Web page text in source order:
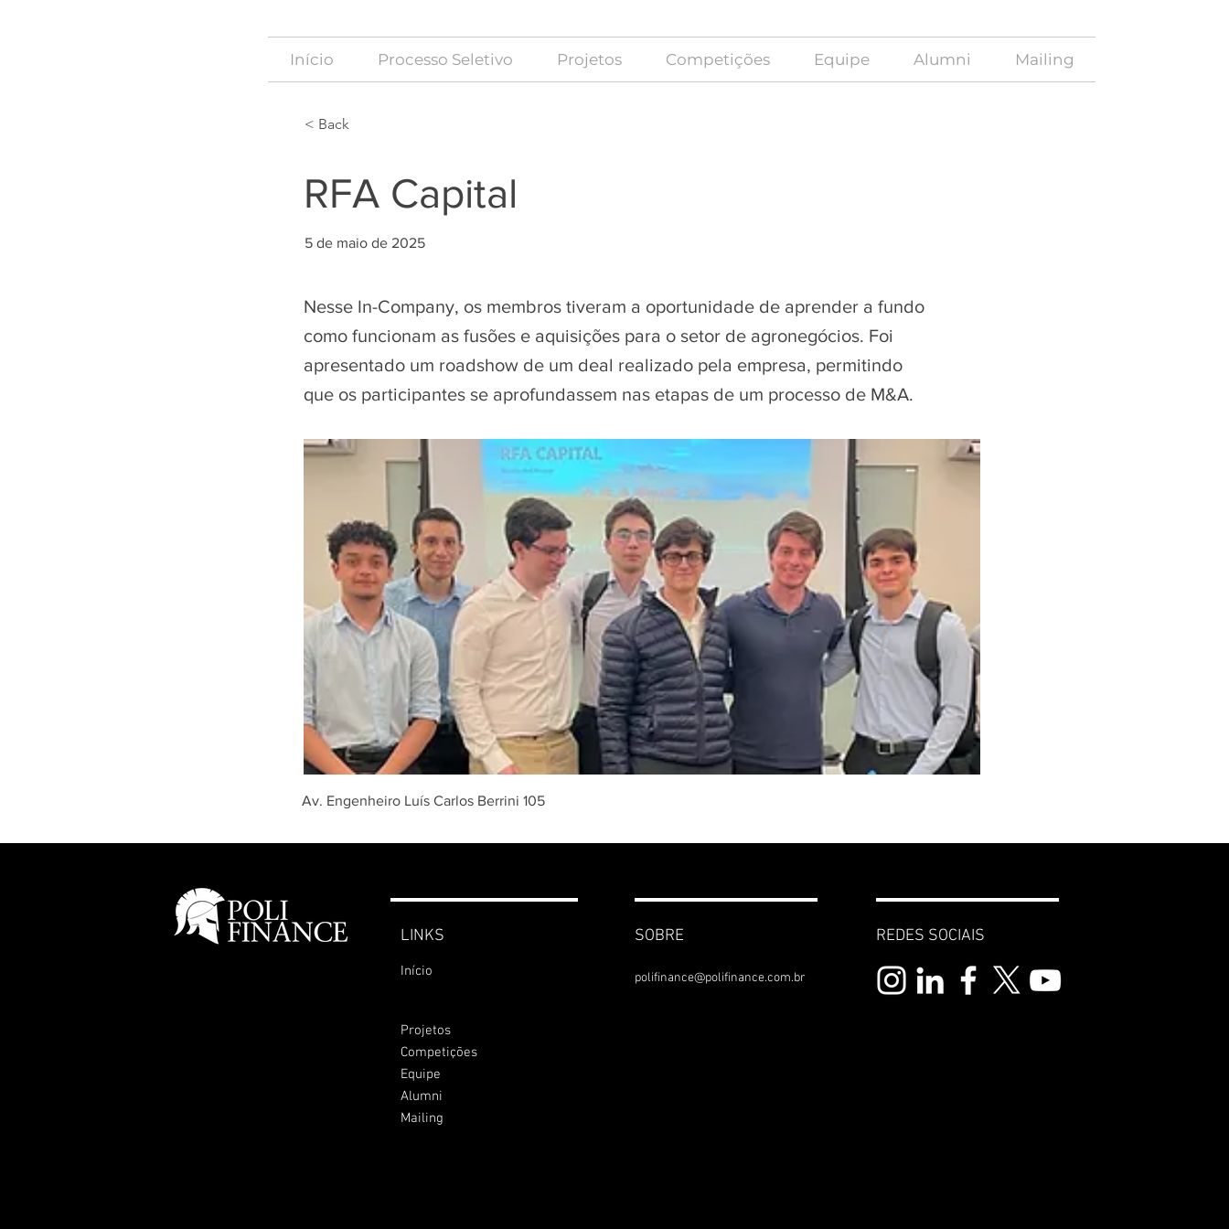
Início Processo Seletivo Projetos Competições Equipe Alumni Mailing
< Back
RFA Capital
5 de maio de 2025
Nesse In-Company, os membros tiveram a oportunidade de aprender a fundo
como funcionam as fusões e aquisições para o setor de agronegócios. Foi
apresentado um roadshow de um deal realizado pela empresa, permitindo
que os participantes se aprofundassem nas etapas de um processo de M&A.
Av. Engenheiro Luís Carlos Berrini 105
LINKS
Início
SOBRE
polifinance@polifinance.com.br
REDES SOCIAIS
Projetos
Competições
Equipe
Alumni
Mailing